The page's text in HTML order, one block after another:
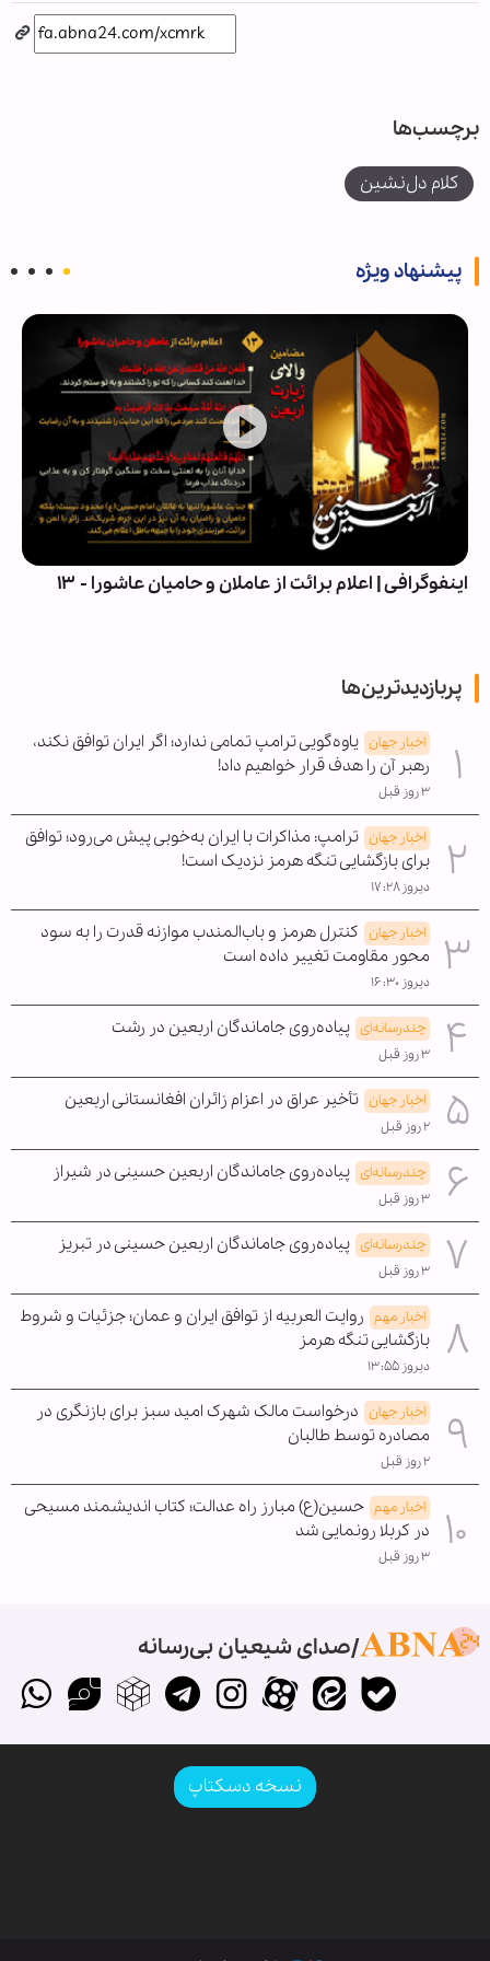
برچسب‌ها
کلام دل‌نشین
پیشنهاد ویژه
اینفوگرافی | اعلام برائت از عاملان و حامیان عاشورا - ۱۳
پربازدیدترین‌ها
اخبار جهان یاوه‌گویی ترامپ تمامی ندارد؛ اگر ایران توافق نکند،
رهبر آن را هدف قرار خواهیم داد!
۳ روز قبل
اخبار جهان ترامپ: مذاکرات با ایران به‌خوبی پیش می‌رود؛ توافق
برای بازگشایی تنگه هرمز نزدیک است!
دیروز ۱۷:۲۸
اخبار جهان کنترل هرمز و باب‌المندب موازنه قدرت را به سود
محور مقاومت تغییر داده است
دیروز ۱۶:۳۰
چندرسانه‌ای پیاده‌روی جاماندگان اربعین در رشت
۳ روز قبل
اخبار جهان تأخیر عراق در اعزام زائران افغانستانی اربعین
۲ روز قبل
چندرسانه‌ای پیاده‌روی جاماندگان اربعین حسینی در شیراز
۳ روز قبل
چندرسانه‌ای پیاده‌روی جاماندگان اربعین حسینی در تبریز
۳ روز قبل
اخبار مهم روایت العربیه از توافق ایران و عمان؛ جزئیات و شروط
بازگشایی تنگه هرمز
دیروز ۱۳:۵۵
اخبار جهان درخواست مالک شهرک امید سبز برای بازنگری در
مصادره توسط طالبان
۲ روز قبل
اخبار مهم حسین(ع) مبارز راه عدالت؛ کتاب اندیشمند مسیحی
در کربلا رونمایی شد
۳ روز قبل
صدای شیعیان بی‌رسانه
نسخه دسکتاپ